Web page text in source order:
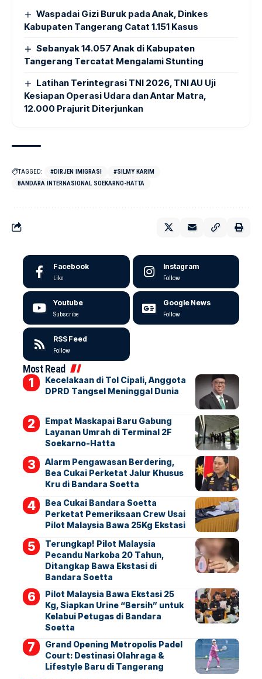
Waspadai Gizi Buruk pada Anak, Dinkes
Kabupaten Tangerang Catat 1.151 Kasus
Sebanyak 14.057 Anak di Kabupaten
Tangerang Tercatat Mengalami Stunting
Latihan Terintegrasi TNI 2026, TNI AU Uji
Kesiapan Operasi Udara dan Antar Matra,
12.000 Prajurit Diterjunkan
TAGGED: #DIRJEN IMIGRASI
#SILMY KARIM
BANDARA INTERNASIONAL SOEKARNO-HATTA
Facebook
Like
Instagram
Follow
Youtube
Subscribe
Google News
Follow
RSS Feed
Follow
Most Read
Kecelakaan di Tol Cipali, Anggota
DPRD Tangsel Meninggal Dunia
Empat Maskapai Baru Gabung
Layanan Umrah di Terminal 2F
Soekarno-Hatta
Alarm Pengawasan Berdering,
Bea Cukai Perketat Jalur Khusus
Kru di Bandara Soetta
Bea Cukai Bandara Soetta
Perketat Pemeriksaan Crew Usai
Pilot Malaysia Bawa 25Kg Ekstasi
Terungkap! Pilot Malaysia
Pecandu Narkoba 20 Tahun,
Ditangkap Bawa Ekstasi di
Bandara Soetta
Pilot Malaysia Bawa Ekstasi 25
Kg, Siapkan Urine “Bersih” untuk
Kelabui Petugas di Bandara
Soetta
Grand Opening Metropolis Padel
Court: Destinasi Olahraga &
Lifestyle Baru di Tangerang